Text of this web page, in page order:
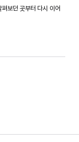
보던 곳부터 다시 이어